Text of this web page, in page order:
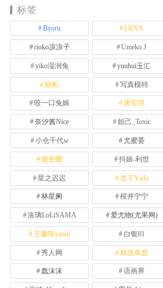
标签
Byoru LRXX
rioko凉凉子 Umeko J
yiko湿润兔 yuuhui玉汇
丽柜 写真模特
咬一口兔娘 唐安琪
奈汐酱Nice 妲己_Toxic
小仓千代w 尤蜜荟
微密圈 抖娘-利世
星之迟迟 杏子Yada
林星阑 桜井宁宁
洛璃LoLiSAMA 爱尤物(尤果网)
王馨瑶yanni 白银81
秀人网 精选单套
蠢沫沫 语画界